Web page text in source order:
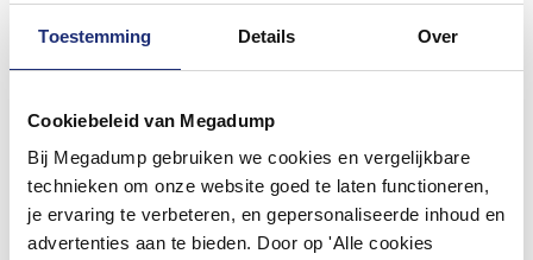
Toestemming Details Over
Cookiebeleid van Megadump
Bij Megadump gebruiken we cookies en vergelijkbare
technieken om onze website goed te laten functioneren,
je ervaring te verbeteren, en gepersonaliseerde inhoud en
advertenties aan te bieden. Door op 'Alle cookies
Accessoires Set Geesa
Topaz Toiletborstelhouder
Toiletrolhouder Mat Zwart
3 - 5 Weken
Toiletset Accessoires
Geesa Shift Toiletborstel
Toiletrolhouder zonder klep
- Handdoekhaak - Zwart
Voor 14:00 besteld,
volgende (werk)dag in huis